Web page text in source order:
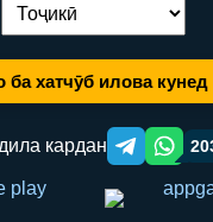
Иваз кардани забон:
хатчӯб илова кунед
кардан Telegram